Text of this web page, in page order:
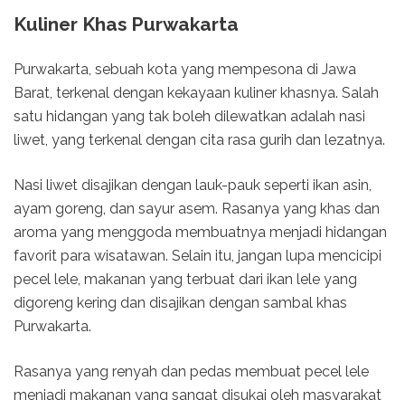
Kuliner Khas Purwakarta
Purwakarta, sebuah kota yang mempesona di Jawa
Barat, terkenal dengan kekayaan kuliner khasnya. Salah
satu hidangan yang tak boleh dilewatkan adalah nasi
liwet, yang terkenal dengan cita rasa gurih dan lezatnya.
Nasi liwet disajikan dengan lauk-pauk seperti ikan asin,
ayam goreng, dan sayur asem. Rasanya yang khas dan
aroma yang menggoda membuatnya menjadi hidangan
favorit para wisatawan. Selain itu, jangan lupa mencicipi
pecel lele, makanan yang terbuat dari ikan lele yang
digoreng kering dan disajikan dengan sambal khas
Purwakarta.
Rasanya yang renyah dan pedas membuat pecel lele
menjadi makanan yang sangat disukai oleh masyarakat